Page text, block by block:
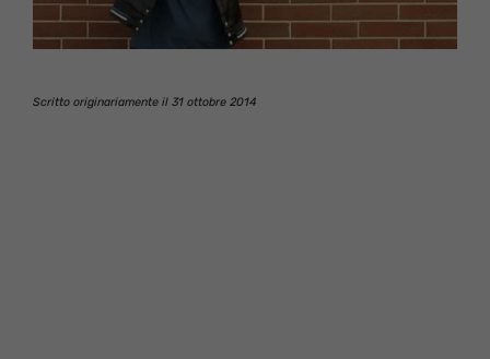
Scritto originariamente il 31 ottobre 2014